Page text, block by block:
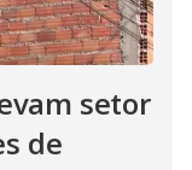
setor
de